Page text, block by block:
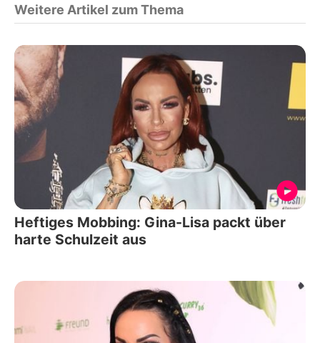
Weitere Artikel zum Thema
Heftiges Mobbing: Gina-Lisa packt über
harte Schulzeit aus